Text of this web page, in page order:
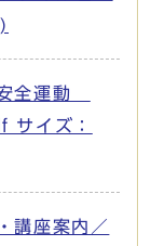
全運動
サイズ：
講座案内／